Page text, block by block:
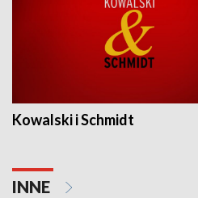
Kowalski i Schmidt
INNE